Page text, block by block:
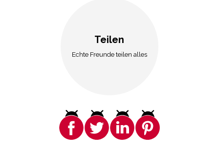
Teilen
Echte Freunde teilen alles